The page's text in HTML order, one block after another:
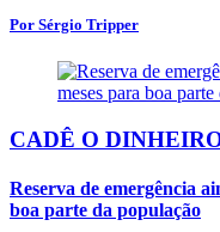
Por Sérgio Tripper
CADÊ O
Reserva de emergência
boa parte da população